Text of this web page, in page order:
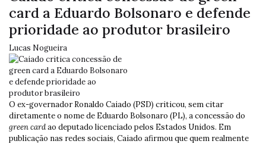
card a Eduardo Bolsonaro e defende
prioridade ao produtor brasileiro
Lucas Nogueira
O ex-governador Ronaldo Caiado (PSD) criticou, sem citar
diretamente o nome de Eduardo Bolsonaro (PL), a concessão do
green cardao deputado licenciado pelos Estados Unidos. Em
publicação nas redes sociais, Caiado afirmou que quem realmente